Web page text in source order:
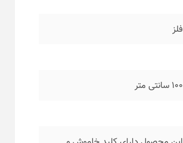
فلز
۱۰۰ سانتی متر